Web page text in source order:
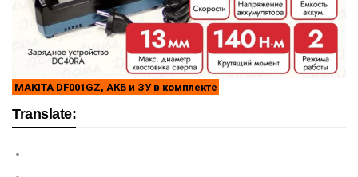
MAKITA DF001GZ, АКБ и ЗУ в комплекте
Translate: